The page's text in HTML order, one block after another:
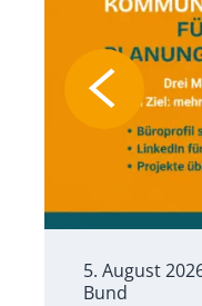
5. August
Bund